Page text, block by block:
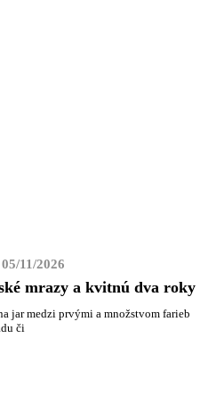
11/2026
mrazy a kvitnú dva roky
jar medzi prvými a množstvom farieb
či